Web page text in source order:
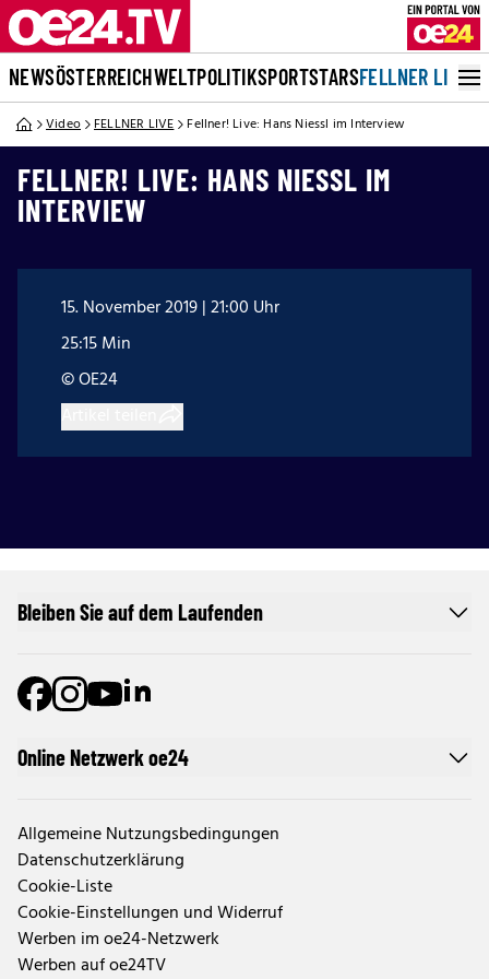
NEWSÖSTERREICHWELTPOLITIKSPORTSTARSFELLNER LIVE
Video FELLNER LIVE Fellner! Live: Hans Niessl im Interview
FELLNER! LIVE: HANS NIESSL IM
INTERVIEW
15. November 2019 | 21:00 Uhr
25:15 Min
© OE24
Online Netzwerk oe24
Allgemeine Nutzungsbedingungen
Datenschutzerklärung
Cookie-Liste
Cookie-Einstellungen und Widerruf
Werben im oe24-Netzwerk
Werben auf oe24TV
Bleiben Sie auf dem Laufenden